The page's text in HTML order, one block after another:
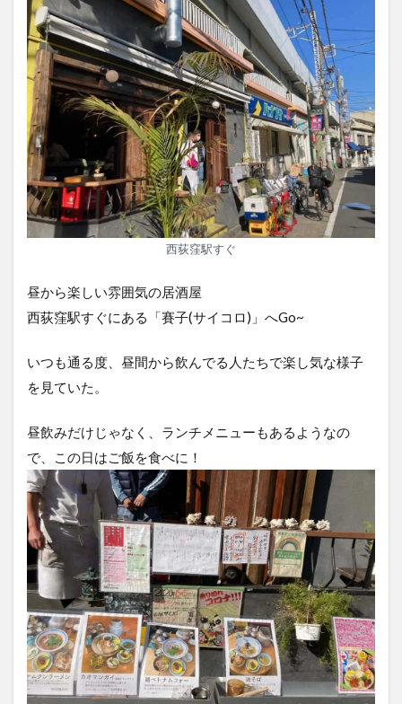
西荻窪駅すぐ
昼から楽しい雰囲気の居酒屋
西荻窪駅すぐにある「賽子(サイコロ)」へGo~
いつも通る度、昼間から飲んでる人たちで楽し気な様子
を見ていた。
昼飲みだけじゃなく、ランチメニューもあるようなの
で、この日はご飯を食べに！